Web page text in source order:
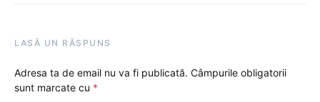
LASĂ UN RĂSPUNS
Adresa ta de email nu va fi publicată. Câmpurile obligatorii
sunt marcate cu *